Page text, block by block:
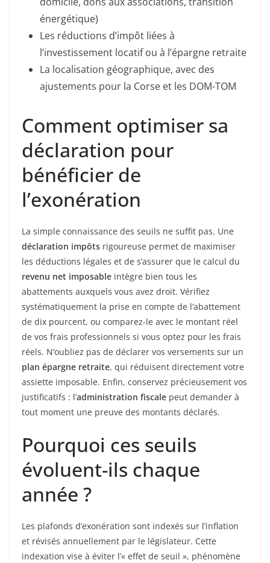
énergétique)
Les réductions d’impôt liées à
l’investissement locatif ou à l’épargne retraite
La localisation géographique, avec des
ajustements pour la Corse et les DOM-TOM
Comment optimiser sa
déclaration pour
bénéficier de
l’exonération
La simple connaissance des seuils ne suffit pas. Une
déclaration impôts rigoureuse permet de maximiser
les déductions légales et de s’assurer que le calcul du
revenu net imposable intègre bien tous les
abattements auxquels vous avez droit. Vérifiez
systématiquement la prise en compte de l’abattement
de dix pourcent, ou comparez-le avec le montant réel
de vos frais professionnels si vous optez pour les frais
réels. N’oubliez pas de déclarer vos versements sur un
plan épargne retraite, qui réduisent directement votre
assiette imposable. Enfin, conservez précieusement vos
justificatifs : l’administration fiscale peut demander à
tout moment une preuve des montants déclarés.
Pourquoi ces seuils
évoluent-ils chaque
année ?
Les plafonds d’exonération sont indexés sur l’inflation
et révisés annuellement par le législateur. Cette
indexation vise à éviter l’« effet de seuil », phénomène